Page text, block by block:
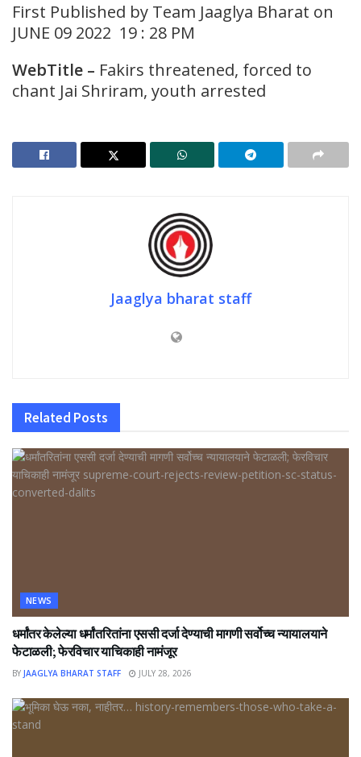
First Published by Team Jaaglya Bharat on
JUNE 09 2022 19 : 28 PM
WebTitle – Fakirs threatened, forced to
chant Jai Shriram, youth arrested
Jaaglya bharat staff
Related Posts
NEWS
धर्मांतर केलेल्या धर्मांतरितांना एससी दर्जा देण्याची मागणी सर्वोच्च न्यायालयाने
फेटाळली; फेरविचार याचिकाही नामंजूर
BY JAAGLYA BHARAT STAFF JULY 28, 2026